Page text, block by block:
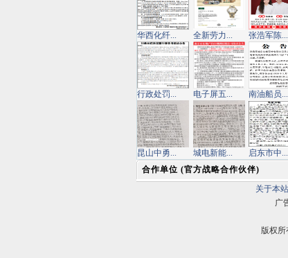
华西化纤... 全新劳力... 张浩军陈...
行政处罚... 电子屏五... 南油船员...
昆山中勇... 城电新能...
启东市中...
合作单位 (官方战略合作伙伴)
关于本站
广
版权所